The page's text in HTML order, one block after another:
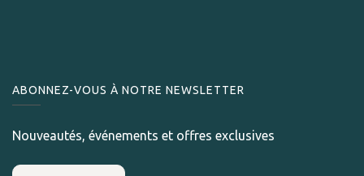
ABONNEZ-VOUS À NOTRE NEWSLETTER
Nouveautés, événements et offres exclusives